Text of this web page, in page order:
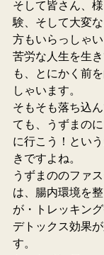
そして皆さん、
験、そして大変
方もいらっしゃ
苦労な人生を生
も、とにかく前
しゃいます。
そもそも落ち込
ても、うずまの
に行こう！とい
きですよね。
うずまののファ
は、腸内環境を
が・トレッキン
デトックス効果
す。